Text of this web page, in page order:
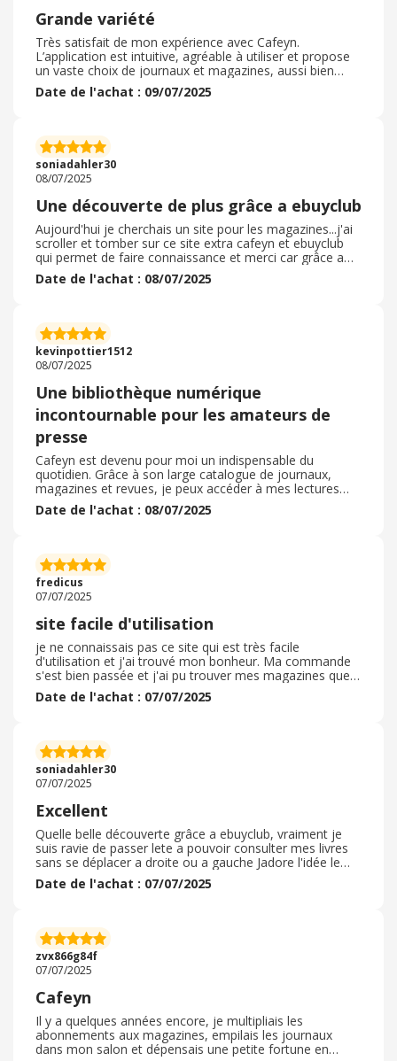
Grande variété
Très satisfait de mon expérience avec Cafeyn.
L’application est intuitive, agréable à utiliser et propose
un vaste choix de journaux et magazines, aussi bien
généralistes que spécialisés. J’apprécie de pouvoir lire
mes titres préférés à tout moment, sur tous mes
raisonnable au vu de l’offre. Une excellente alternative à
l’achat en kiosque, pratique et économique. Je
recommande vivement Cafeyn aux amateurs de lecture
et d’actualité.
Date de l'achat : 09/07/2025
soniadahler30
08/07/2025
Une découverte de plus grâce a ebuyclub
Aujourd'hui je cherchais un site pour les magazines...j'ai
scroller et tomber sur ce site extra cafeyn et ebuyclub
qui permet de faire connaissance et merci car grâce a
vous je peux sans me déplacer regarde mes magazines
je trouve ca génial, on découvre et on adopté cest un
merci pour votre dévouement et vos offfes je reste fan. .
de ces découverte magnifique que je fais grâce a vous!
Merci continuez
Date de l'achat : 08/07/2025
kevinpottier1512
08/07/2025
Une bibliothèque numérique
incontournable pour les amateurs de
presse
Cafeyn est devenu pour moi un indispensable du
quotidien. Grâce à son large catalogue de journaux,
magazines et revues, je peux accéder à mes lectures
préférées où que je sois, à tout moment, depuis mon
téléphone ou ma tablette. L’interface est fluide,
éditoriales qui me font découvrir des articles que je
n’aurais pas lus autrement. Le rapport qualité / prix est
excellent, surtout comparé à l’achat à l’unité de chaque
publication. C’est une vraie alternative éco-responsable
et économique à la presse papier. Je recommande sans
hésiter Cafeyn à tous les passionnés d’actualité, de
culture ou même de loisirs.
Date de l'achat : 08/07/2025
fredicus
07/07/2025
site facile d'utilisation
je ne connaissais pas ce site qui est très facile
d'utilisation et j'ai trouvé mon bonheur. Ma commande
s'est bien passée et j'ai pu trouver mes magazines que
je ne trouvais nulle part. Le délai de livraison a bien été
respecté. Je recommanderais ce site pour la personne
plage en vacances au soleil. Je ferais partager mon
expérience autour de moi sans hésiter ! J'ai hâte de me
mettre à la lecture de mes magazines préférés.
Date de l'achat : 07/07/2025
soniadahler30
07/07/2025
Excellent
Quelle belle découverte grâce a ebuyclub, vraiment je
suis ravie de passer lete a pouvoir consulter mes livres
sans se déplacer a droite ou a gauche Jadore l'idée le
principe et vraiment innovant Je suis fascinée par ce
genre de plans qui permettent de découvrir des plate-
économies et surtout de ne pas rater d'opportunités !
Un grand respect a vous et continuez ! Émerveilez nous
a fond ! merci
Date de l'achat : 07/07/2025
zvx866g84f
07/07/2025
Cafeyn
Il y a quelques années encore, je multipliais les
abonnements aux magazines, empilais les journaux
dans mon salon et dépensais une petite fortune en